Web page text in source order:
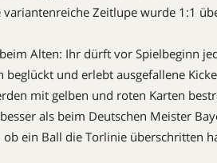
variantenreiche Zeitlupe wurde 1:1
Alten: Ihr dürft vor Spielbeginn
beglückt und erlebt ausgefallene
mit gelben und roten Karten
als beim Deutschen Meister
ob ein Ball die Torlinie überschritten